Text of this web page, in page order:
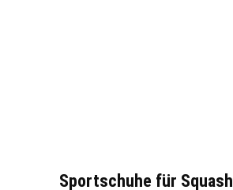
Sportschuhe für Squash